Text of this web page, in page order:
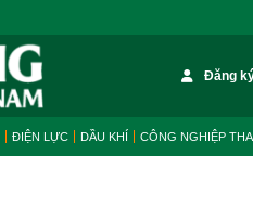
Đăng
ĐIỆN LỰC DẦU KHÍ CÔNG NGHIỆP